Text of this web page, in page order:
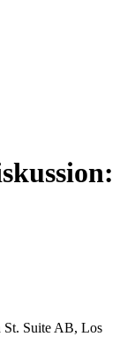
St. Suite AB, Los